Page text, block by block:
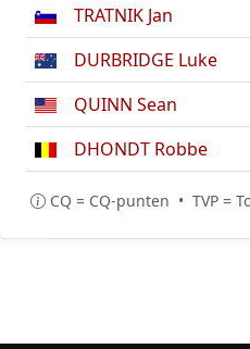
TRATNIK Jan
DURBRIDGE Luke
QUINN Sean
DHONDT Robbe
CQ = CQ-punten • TVP =